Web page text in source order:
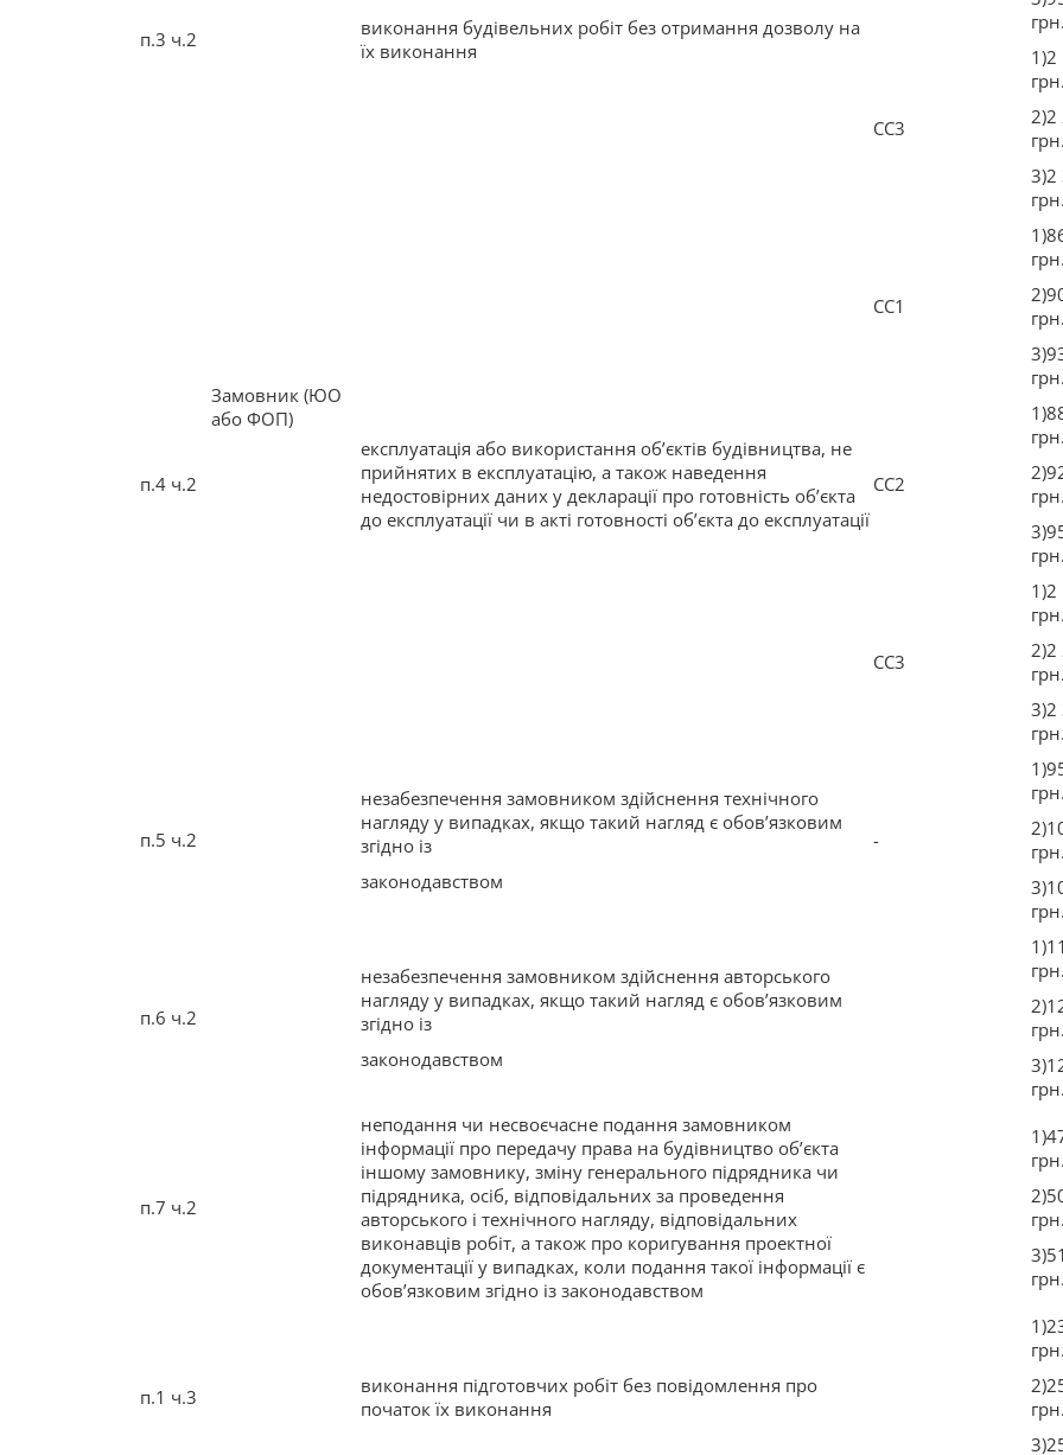
Замовник (ЮО
або ФОП)
п.3 ч.2
виконання будівельних робіт без отримання дозволу на
їх виконання
грн.
СС3
1)2
грн.
2)2
грн.
3)2
грн.
п.4 ч.2
експлуатація або використання об’єктів будівництва, не
прийнятих в експлуатацію, а також наведення
недостовірних даних у декларації про готовність об’єкта
до експлуатації чи в акті готовності об’єкта до експлуатації
СС1
грн.
грн.
грн.
СС2
грн.
грн.
грн.
СС3
1)2
грн.
2)2
грн.
3)2
грн.
п.5 ч.2
незабезпечення замовником здійснення технічного
нагляду у випадках, якщо такий нагляд є обов’язковим
згідно із
законодавством
-
грн.
грн.
грн.
п.6 ч.2
незабезпечення замовником здійснення авторського
нагляду у випадках, якщо такий нагляд є обов’язковим
згідно із
законодавством
грн.
грн.
грн.
п.7 ч.2
неподання чи несвоєчасне подання замовником
інформації про передачу права на будівництво об’єкта
іншому замовнику, зміну генерального підрядника чи
підрядника, осіб, відповідальних за проведення
авторського і технічного нагляду, відповідальних
виконавців робіт, а також про коригування проектної
документації у випадках, коли подання такої інформації є
обов’язковим згідно із законодавством
грн.
грн.
грн.
п.1 ч.3
виконання підготовчих робіт без повідомлення про
початок їх виконання
грн.
грн.